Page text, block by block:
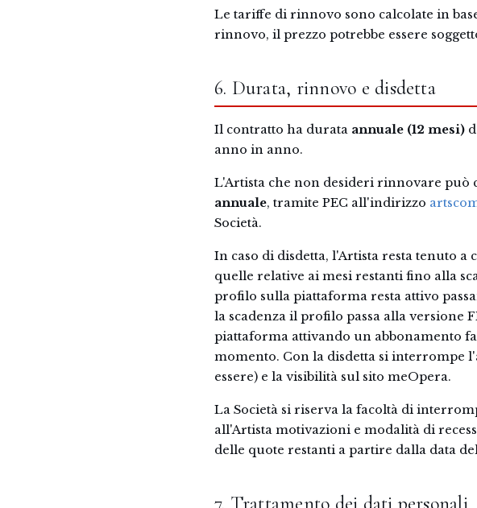
Le tariffe di rinnovo sono calcolate in
rinnovo, il prezzo potrebbe essere
6. Durata, rinnovo e disdetta
Il contratto ha durata annuale (12 mesi)
anno in anno.
L'Artista che non desideri rinnovare può
annuale, tramite PEC all'indirizzo
Società.
In caso di disdetta, l'Artista resta tenuto
quelle relative ai mesi restanti fino alla
profilo sulla piattaforma resta attivo
la scadenza il profilo passa alla versione
piattaforma attivando un abbonamento
momento. Con la disdetta si interrompe
essere) e la visibilità sul sito meOpera.
La Società si riserva la facoltà di
all'Artista motivazioni e modalità di
delle quote restanti a partire dalla data